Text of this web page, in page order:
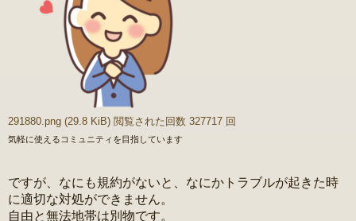
291880.png (29.8 KiB) 閲覧された回数 327717 回
気軽に使えるコミュニティを目指しています
ですが、なにも規約がないと、なにかトラブルが起きた時
に適切な対処ができません。
自由と無法地帯は別物です。